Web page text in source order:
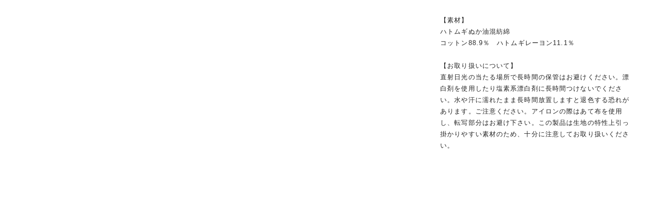
【素材】
ハトムギぬか油混紡綿
コットン88.9％ ハトムギレーヨン11.1％
【お取り扱いについて】
直射日光の当たる場所で長時間の保管はお避けください。漂
白剤を使用したり塩素系漂白剤に長時間つけないでくださ
い。水や汗に濡れたまま長時間放置しますと退色する恐れが
あります。ご注意ください。アイロンの際はあて布を使用
し、転写部分はお避け下さい。この製品は生地の特性上引っ
掛かりやすい素材のため、十分に注意してお取り扱いくださ
い。